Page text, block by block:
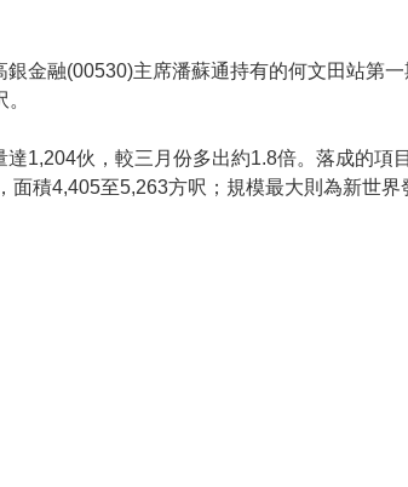
金融(00530)主席潘蘇通持有的何文田站第
1,204伙，較三月份多出約1.8倍。落成的項
積4,405至5,263方呎；規模最大則為新世